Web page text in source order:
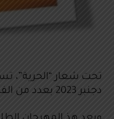
دجنبر 2023 بعدد من الفضاءات الثقافية والسينمائية النموذجية بالدار البيضاء، تكريما لروح الفنان المبدع عزيز الفاضلي.